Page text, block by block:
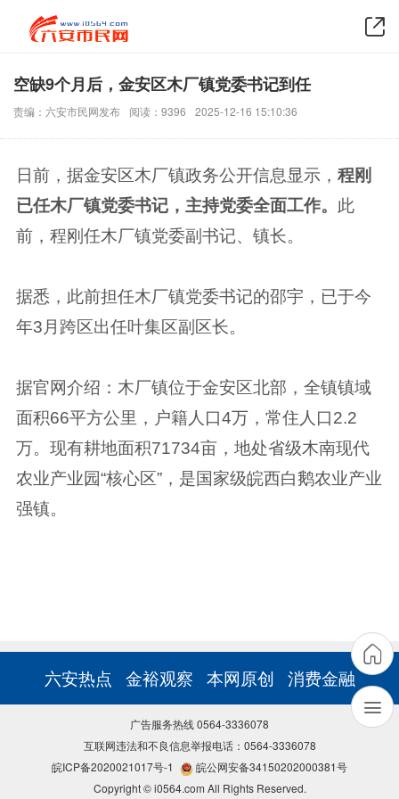
空缺9个月后，金安区木厂镇党委书记到任
责编：六安市民网发布 阅读：9396 2025-12-16 15:10:36
日前，据金安区木厂镇政务公开信息显示， 程刚
已任木厂镇党委书记，主持党委全面工作。 此
前，程刚任木厂镇党委副书记、镇长。
据悉，此前担任木厂镇党委书记的邵宇，已于今
年3月跨区出任叶集区副区长。
据官网介绍：木厂镇位于金安区北部，全镇镇域
面积66平方公里，户籍人口4万，常住人口2.2
万。现有耕地面积71734亩，地处省级木南现代
农业产业园“核心区”，是国家级皖西白鹅农业产业
强镇。
六安热点 金裕观察 本网原创 消费金融
广告服务热线 0564-3336078
互联网违法和不良信息举报电话：0564-3336078
皖ICP备2020021017号-1
皖公网安备34150202000381号
Copyright © i0564.com All Rights Reserved.